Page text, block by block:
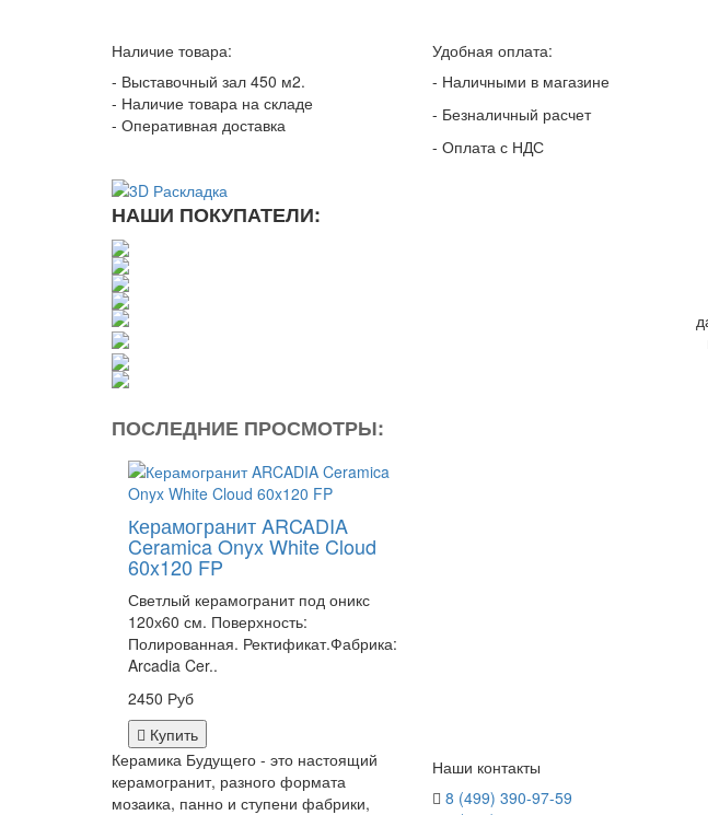
Наличие товара:
- Выставочный зал 450 м2.
- Наличие товара на складе
- Оперативная доставка
Удобная оплата:
- Наличными в магазине
- Безналичный расчет
- Оплата с НДС
НАШИ ПОКУПАТЕЛИ:
ПОСЛЕДНИЕ ПРОСМОТРЫ:
Керамогранит ARCADIA
Ceramica Onyx White Cloud
60x120 FP
Светлый керамогранит под оникс
120х60 см. Поверхность:
Полированная. Ректификат.Фабрика:
Arcadia Cer..
2450 Руб
Купить
Керамика Будущего - это настоящий
керамогранит, разного формата
мозаика, панно и ступени фабрики,
Наши контакты
8 (499) 390-97-59